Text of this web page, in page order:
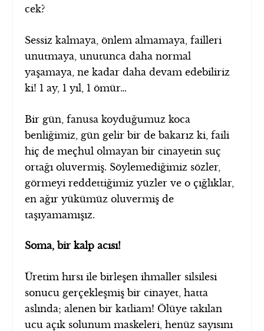
cek?
Sessiz kalmaya, önlem almamaya, failleri
unutmaya, unutunca daha normal
yaşamaya, ne kadar daha devam edebiliriz
ki! 1 ay, 1 yıl, 1 ömür…
Bir gün, fanusa koyduğumuz koca
benliğimiz, gün gelir bir de bakarız ki, faili
hiç de meçhul olmayan bir cinayetin suç
ortağı oluvermiş. Söylemediğimiz sözler,
görmeyi reddettiğimiz yüzler ve o çığlıklar,
en ağır yükümüz oluvermiş de
taşıyamamışız.
Soma, bir kalp acısı!
Üretim hırsı ile birleşen ihmaller silsilesi
sonucu gerçekleşmiş bir cinayet, hatta
aslında; alenen bir katliam! Ölüye takılan
ucu açık solunum maskeleri, henüz sayısını